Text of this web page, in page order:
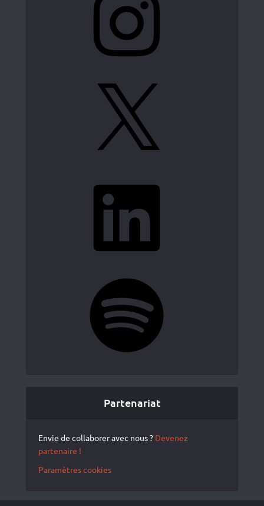
Partenariat
Envie de collaborer avec nous ? Devenez
partenaire !
Paramètres cookies